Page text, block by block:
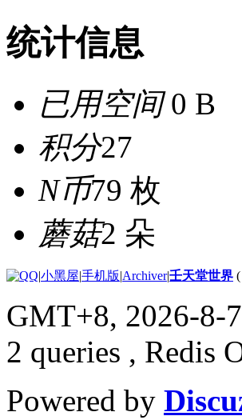
统计信息
已用空间0 B
积分27
N币79 枚
蘑菇2 朵
|小黑屋|手机版|Archiver|壬天堂世界 (
GMT+8, 2026-8-
2 queries , Redis
Powered by